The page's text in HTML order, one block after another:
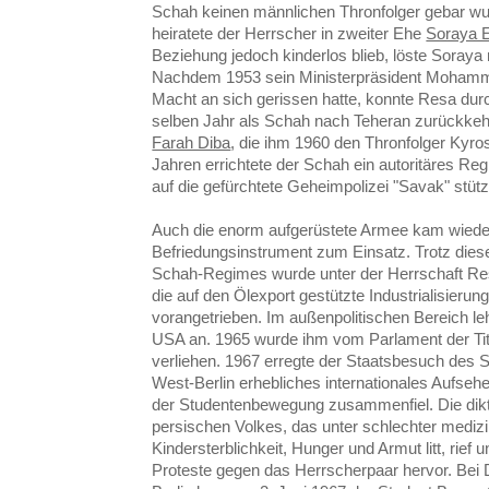
Schah keinen männlichen Thronfolger gebar
heiratete der Herrscher in zweiter Ehe Soraya
Beziehung jedoch kinderlos blieb, löste
Nachdem 1953 sein Ministerpräsident
Macht an sich gerissen hatte, konnte Resa
selben Jahr als Schah nach Teheran
Farah Diba, die ihm 1960 den Thronfolger
Jahren errichtete der Schah ein autoritäres
auf die gefürchtete Geheimpolizei "Savak"
Auch die enorm aufgerüstete Armee kam
Befriedungsinstrument zum Einsatz. Trotz
Schah-Regimes wurde unter der Herrschaft
die auf den Ölexport gestützte
vorangetrieben. Im außenpolitischen Bereich
USA an. 1965 wurde ihm vom Parlament der
verliehen. 1967 erregte der Staatsbesuch des
West-Berlin erhebliches internationales
der Studentenbewegung zusammenfiel. Die
persischen Volkes, das unter schlechter
Kindersterblichkeit, Hunger und Armut litt, rief
Proteste gegen das Herrscherpaar hervor. Bei